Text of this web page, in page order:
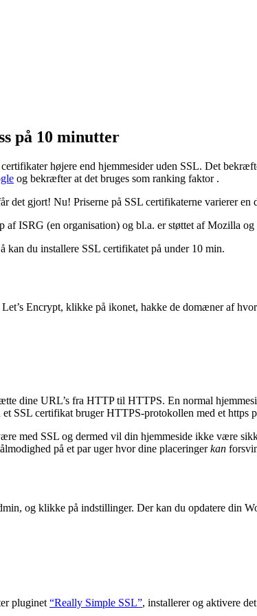
på 10 minutter
højere end hjemmesider uden SSL. Det
og bekræfter at det bruges som ranking faktor .
det gjort! Nu! Priserne på SSL certifikaterne varierer en
af ISRG (en organisation) og bl.a. er støttet af Mozilla og
kan du installere SSL certifikatet på under 10 min.
Encrypt, klikke på ikonet, hakke de domæner af
dine URL’s fra HTTP til HTTPS. En normal
SSL certifikat bruger HTTPS-protokollen med et https
med SSL og dermed vil din hjemmeside ikke være
på et par uger hvor dine placeringerkan
og klikke på indstillinger. Der kan du opdatere din
pluginet“Really Simple SSL”, installerer og aktivere